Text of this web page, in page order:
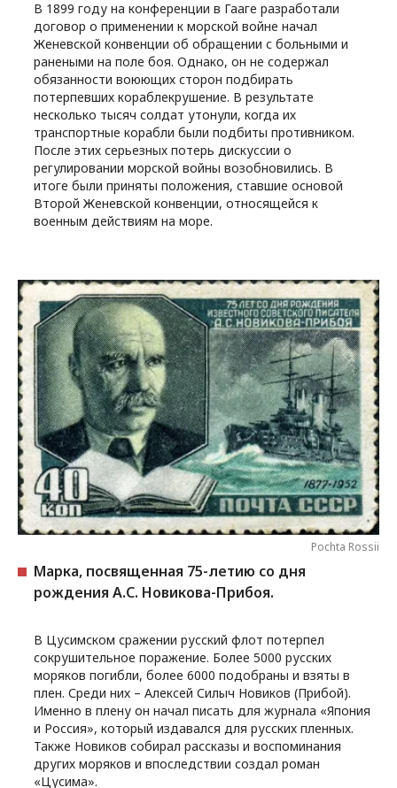
В 1899 году на конференции в Гааге разработали
договор о применении к морской войне начал
Женевской конвенции об обращении с больными и
ранеными на поле боя. Однако, он не содержал
обязанности воюющих сторон подбирать
потерпевших кораблекрушение. В результате
несколько тысяч солдат утонули, когда их
транспортные корабли были подбиты противником.
После этих серьезных потерь дискуссии о
регулировании морской войны возобновились. В
итоге были приняты положения, ставшие основой
Второй Женевской конвенции, относящейся к
военным действиям на море.
Pochta Rossii
Марка, посвященная 75-летию со дня
рождения А.С. Новикова-Прибоя.
В Цусимском сражении русский флот потерпел
сокрушительное поражение. Более 5000 русских
моряков погибли, более 6000 подобраны и взяты в
плен. Среди них – Алексей Силыч Новиков (Прибой).
Именно в плену он начал писать для журнала «Япония
и Россия», который издавался для русских пленных.
Также Новиков собирал рассказы и воспоминания
других моряков и впоследствии создал роман
«Цусима».